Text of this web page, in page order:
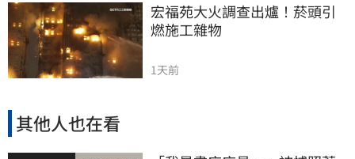
宏福苑大火調查出爐！菸頭引
燃施工雜物
1天前
其他人也在看